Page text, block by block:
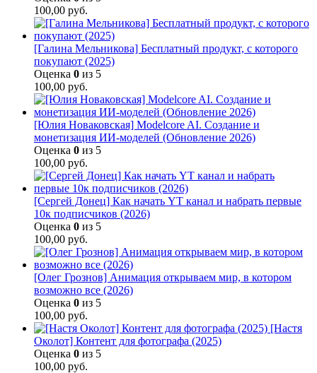
100,00 руб.
[Галина Мельникова] Бесплатный продукт, с которого
покупают (2025)
Оценка 0 из 5
100,00 руб.
[Юлия Новаковская] Modelcore AI. Создание и
монетизация ИИ-моделей (Обновление 2026)
Оценка 0 из 5
100,00 руб.
[Сергей Донец] Как начать YT канал и набрать первые
10к подписчиков (2026)
Оценка 0 из 5
100,00 руб.
[Олег Грознов] Анимация открываем мир, в котором
возможно все (2026)
Оценка 0 из 5
100,00 руб.
[Настя
Околот] Контент для фотографа (2025)
Оценка 0 из 5
100,00 руб.